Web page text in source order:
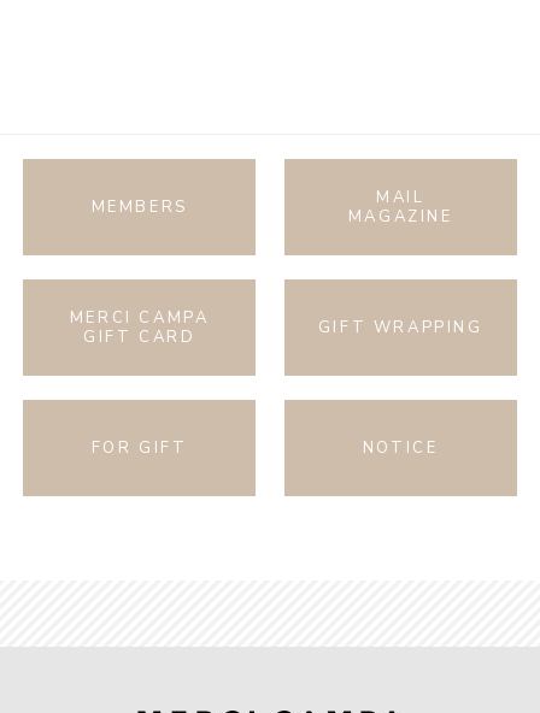
MEMBERS
MAIL
MAGAZINE
MERCI CAMPA
GIFT CARD
GIFT WRAPPING
FOR GIFT NOTICE